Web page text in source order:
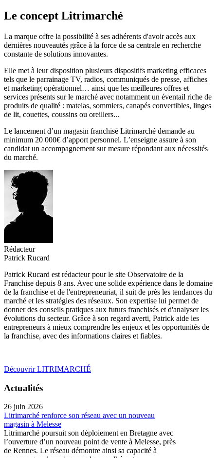
Le concept Litrimarché
La marque offre la possibilité à ses adhérents d'avoir accès aux
dernières nouveautés grâce à la force de sa centrale en recherche
constante de solutions innovantes.
Elle met à leur disposition plusieurs dispositifs marketing efficaces
tels que le parrainage TV, radios, communiqués de presse, affiches
et marketing opérationnel… ainsi que les meilleures offres et
services présents sur le marché avec notamment un éventail riche de
produits de qualité : matelas, sommiers, canapés convertibles, linges
de lit, couettes, coussins ou oreillers...
Le lancement d’un magasin franchisé Litrimarché demande au
minimum 20 000€ d’apport personnel. L’enseigne assure à son
candidat un accompagnement sur mesure répondant aux nécessités
du marché.
Rédacteur
Patrick Rucard
Patrick Rucard est rédacteur pour le site Observatoire de la
Franchise depuis 8 ans. Avec une solide expérience dans le domaine
de la franchise et de l'entrepreneuriat, il suit de près les tendances du
marché et les stratégies des réseaux. Son expertise lui permet de
donner des conseils pratiques aux futurs franchisés et d'analyser les
évolutions du secteur. Grâce à son regard averti, Patrick aide les
entrepreneurs à mieux comprendre les enjeux et les opportunités de
la franchise, avec des informations claires et fiables.
Découvrir LITRIMARCHÉ
Actualités
26 juin 2026
Litrimarché renforce son réseau avec un nouveau
magasin à Melesse
Litrimarché poursuit son déploiement en Bretagne avec
l’ouverture d’un nouveau point de vente à Melesse, près
de Rennes. Le réseau démontre ainsi sa capacité à